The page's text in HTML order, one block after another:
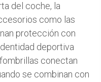
del coche, la
como las
protección con
deportiva
conectan
se combinan con